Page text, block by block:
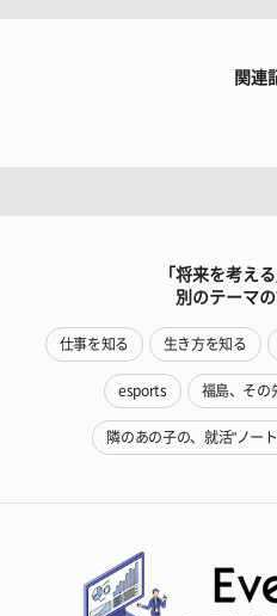
関連
「将来を考え
別のテーマ
仕事を知る 生き方を知る
esports 福島、その
隣のあの子の、就活"ノー